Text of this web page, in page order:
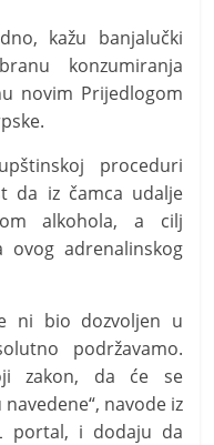
kažu banjalučki
konzumiranja
novim Prijedlogom
proceduri
da iz čamca udalje
alkohola, a cilj
ovog adrenalinskog
ni bio dozvoljen u
podržavamo.
zakon, da će se
navode iz
portal, i dodaju da